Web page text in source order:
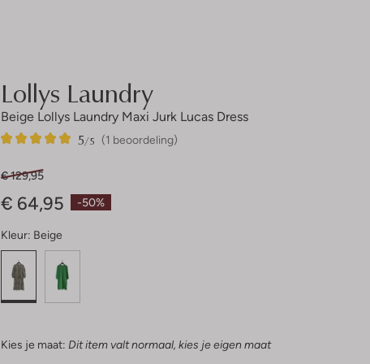
Lollys Laundry
Beige Lollys Laundry Maxi Jurk Lucas Dress
(1 beoordeling)
5/5
1
5
-50%
€ 129,95
€ 64,95
Kleur: Beige
Kies je maat: Dit item valt normaal, kies je eigen maat